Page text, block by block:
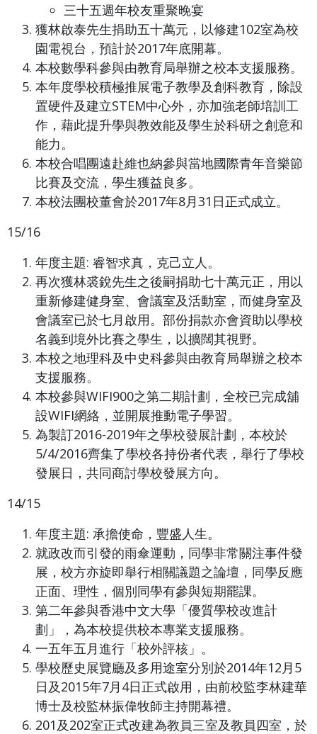
三十五週年校友重聚晚宴
獲林啟泰先生捐助五十萬元，以修建102室為校
園電視台，預計於2017年底開幕。
本校數學科參與由教育局舉辦之校本支援服務。
本年度學校積極推展電子教學及創科教育，除設
置硬件及建立STEM中心外，亦加強老師培訓工
作，藉此提升學與教效能及學生於科研之創意和
能力。
本校合唱團遠赴維也納參與當地國際青年音樂節
比賽及交流，學生獲益良多。
本校法團校董會於2017年8月31日正式成立。
15/16
年度主題: 睿智求真，克己立人。
再次獲林裘銳先生之後嗣捐助七十萬元正，用以
重新修建健身室、會議室及活動室，而健身室及
會議室已於七月啟用。部份捐款亦會資助以學校
名義到境外比賽之學生，以擴闊其視野。
本校之地理科及中史科參與由教育局舉辦之校本
支援服務。
本校參與WIFI900之第二期計劃，全校已完成舖
設WIFI網絡，並開展推動電子學習。
為製訂2016-2019年之學校發展計劃，本校於
5/4/2016齊集了學校各持份者代表，舉行了學校
發展日，共同商討學校發展方向。
14/15
年度主題: 承擔使命，豐盛人生。
就政改而引發的雨傘運動，同學非常關注事件發
展，校方亦旋即舉行相關議題之論壇，同學反應
正面、理性，個別同學有參與短期罷課。
第二年參與香港中文大學「優質學校改進計
劃」，為本校提供校本專業支援服務。
一五年五月進行「校外評核」。
學校歷史展覽廳及多用途室分別於2014年12月5
日及2015年7月4日正式啟用，由前校監李林建華
博士及校監林振偉牧師主持開幕禮。
201及202室正式改建為教員三室及教員四室，於